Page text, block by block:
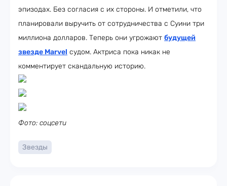
эпизодах. Без согласия с их стороны. И отметили, что
планировали выручить от сотрудничества с Суини три
миллиона долларов. Теперь они угрожают будущей
звезде Marvel судом. Актриса пока никак не
комментирует скандальную историю.
Фото: соцсети
Звезды